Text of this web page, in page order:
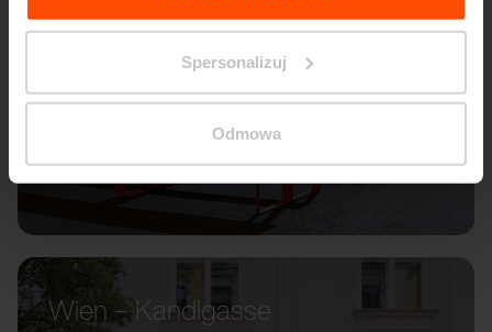
Spersonalizuj
Odmowa
Wien – Kandlgasse